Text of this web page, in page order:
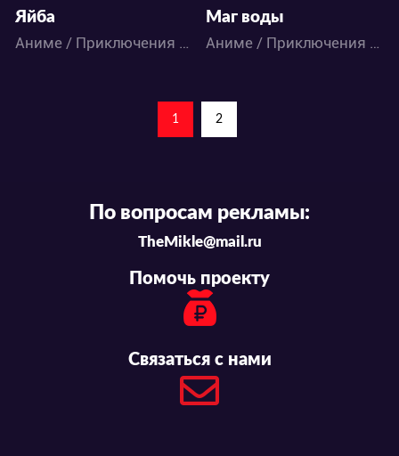
Яйба
Аниме / Приключения / Сёнэн
Маг воды
Аниме / Приключения / Фэнтези
1 2
По вопросам рекламы:
TheMikle@mail.ru
Помочь проекту
Связаться с нами